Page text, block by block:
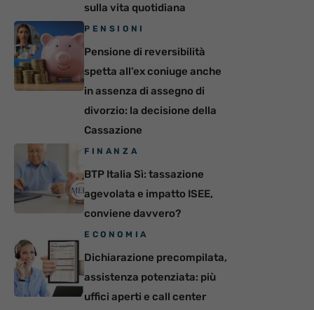
sulla vita quotidiana
PENSIONI
Pensione di reversibilità
spetta all’ex coniuge anche
in assenza di assegno di
divorzio: la decisione della
Cassazione
FINANZA
BTP Italia Sì: tassazione
agevolata e impatto ISEE,
conviene davvero?
ECONOMIA
Dichiarazione precompilata,
assistenza potenziata: più
uffici aperti e call center